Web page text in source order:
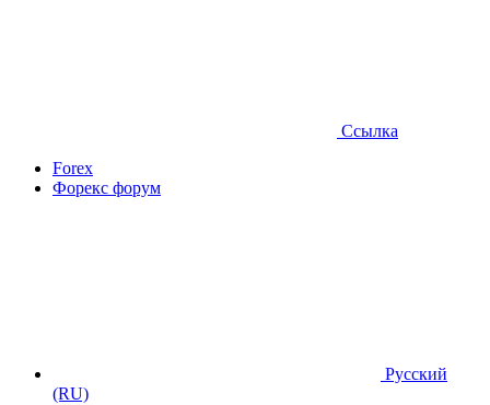
Ссылка
Forex
Форекс форум
Русский
(RU)